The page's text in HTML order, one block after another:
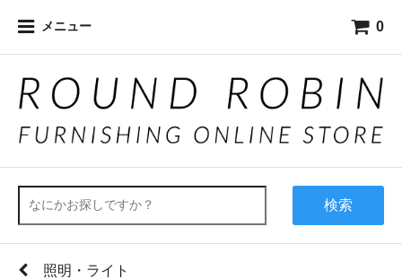
メニュー 0
検索
照明・ライト